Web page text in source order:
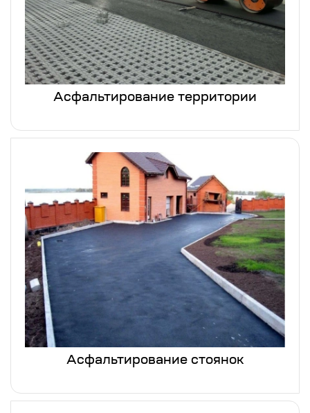
Асфальтирование территории
Асфальтирование стоянок